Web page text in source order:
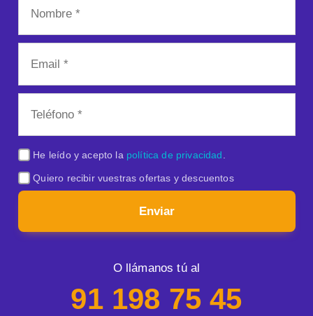
He leído y acepto la política de privacidad
Quiero recibir vuestras ofertas y descuentos
Enviar
O llámanos tú al
91 198 75 45